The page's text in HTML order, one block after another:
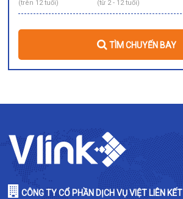
(trên 12 tuổi) (từ 2 - 12 tuổi)
TÌM CHUYẾN BAY
CÔNG TY CỔ PHẦN DỊCH VỤ VIỆT LIÊN KẾT